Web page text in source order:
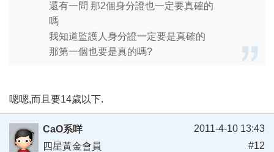
還有一問 那2個身分證也一定要真確的
嗎
我知道監護人身分證一定要是真確的
那第一個也要是真的嗎?
嗯嗯,而且要14歲以下.
CaO系咩
四星黃金會員
2011-4-10 13:43
#12